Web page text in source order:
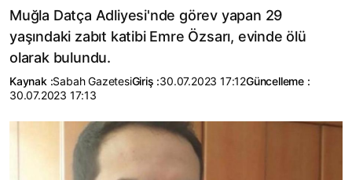
Muğla Datça Adliyesi'nde görev yapan 29
yaşındaki zabıt katibi Emre Özsarı, evinde ölü
olarak bulundu.
Kaynak :Sabah GazetesiGiriş :30.07.2023 17:12Güncelleme :
30.07.2023 17:13